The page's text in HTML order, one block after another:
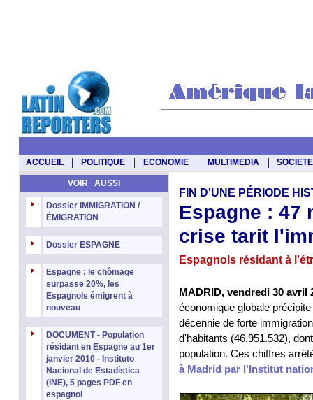
ACCUEIL | POLITIQUE | ECONOMIE | MULTIMEDIA | SOCIETE
FIN D'UNE PÉRIODE
Espagne : 47
crise tarit
Espagnols résidant à
MADRID, vendredi 30 avril
économique globale
décennie de forte
d'habitants (46.951.532),
population. Ces chiffres
à Madrid par l'Institut
VOIR AUSSI
Dossier IMMIGRATION /
ÉMIGRATION
Dossier ESPAGNE
Espagne : le chômage
surpasse 20%, les
Espagnols émigrent à
nouveau
DOCUMENT - Population
résidant en Espagne au 1er
janvier 2010 - Instituto
Nacional de Estadística
(INE), 5 pages PDF en
espagnol